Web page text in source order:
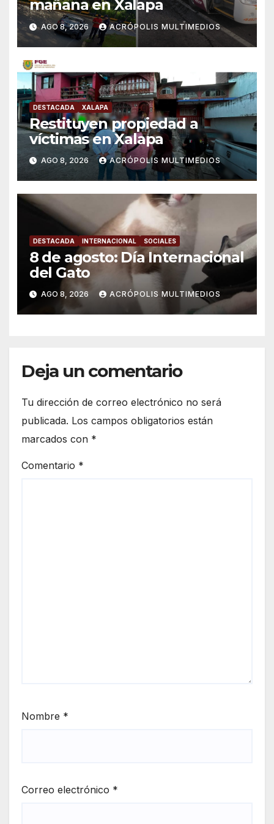
mañana en Xalapa
AGO 8, 2026 ACRÓPOLIS MULTIMEDIOS
DESTACADA XALAPA
Restituyen propiedad a
víctimas en Xalapa
AGO 8, 2026 ACRÓPOLIS MULTIMEDIOS
DESTACADA INTERNACIONAL SOCIALES
8 de agosto: Día Internacional
del Gato
AGO 8, 2026 ACRÓPOLIS MULTIMEDIOS
Deja un comentario
Tu dirección de correo electrónico no será
publicada. Los campos obligatorios están
marcados con *
Comentario *
Nombre *
Correo electrónico *